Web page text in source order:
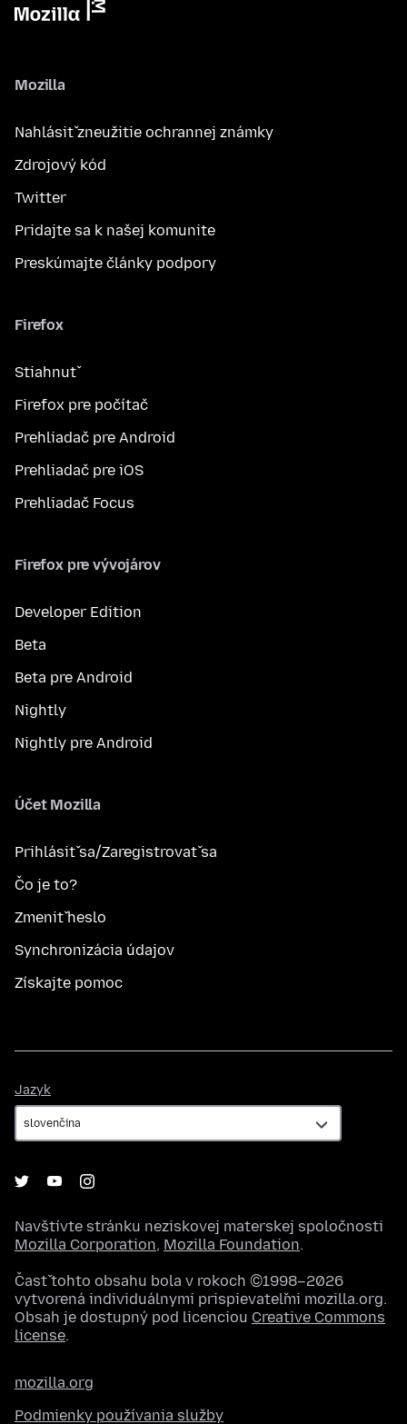
Mozilla
Nahlásiť zneužitie ochrannej známky
Zdrojový kód
Twitter
Pridajte sa k našej komunite
Preskúmajte články podpory
Firefox
Stiahnuť
Firefox pre počítač
Prehliadač pre Android
Prehliadač pre iOS
Prehliadač Focus
Firefox pre vývojárov
Developer Edition
Beta
Beta pre Android
Nightly
Nightly pre Android
Účet Mozilla
Prihlásiť sa/Zaregistrovať sa
Čo je to?
Zmeniť heslo
Synchronizácia údajov
Získajte pomoc
Jazyk
Navštívte stránku neziskovej materskej spoločnosti
Mozilla Corporation, Mozilla Foundation.
Časť tohto obsahu bola v rokoch ©1998–2026
vytvorená individuálnymi prispievateľmi mozilla.org.
Obsah je dostupný pod licenciou Creative Commons
license.
mozilla.org
Podmienky používania služby